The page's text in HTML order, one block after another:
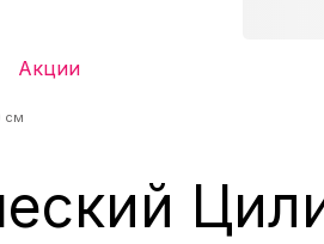
Акции
см